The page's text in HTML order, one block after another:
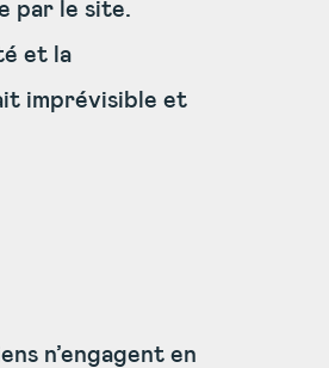
par le site.
et la
imprévisible et
n’engagent en